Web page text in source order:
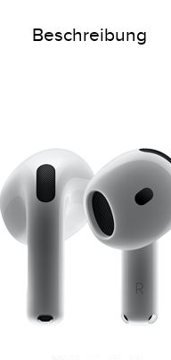
Beschreibung